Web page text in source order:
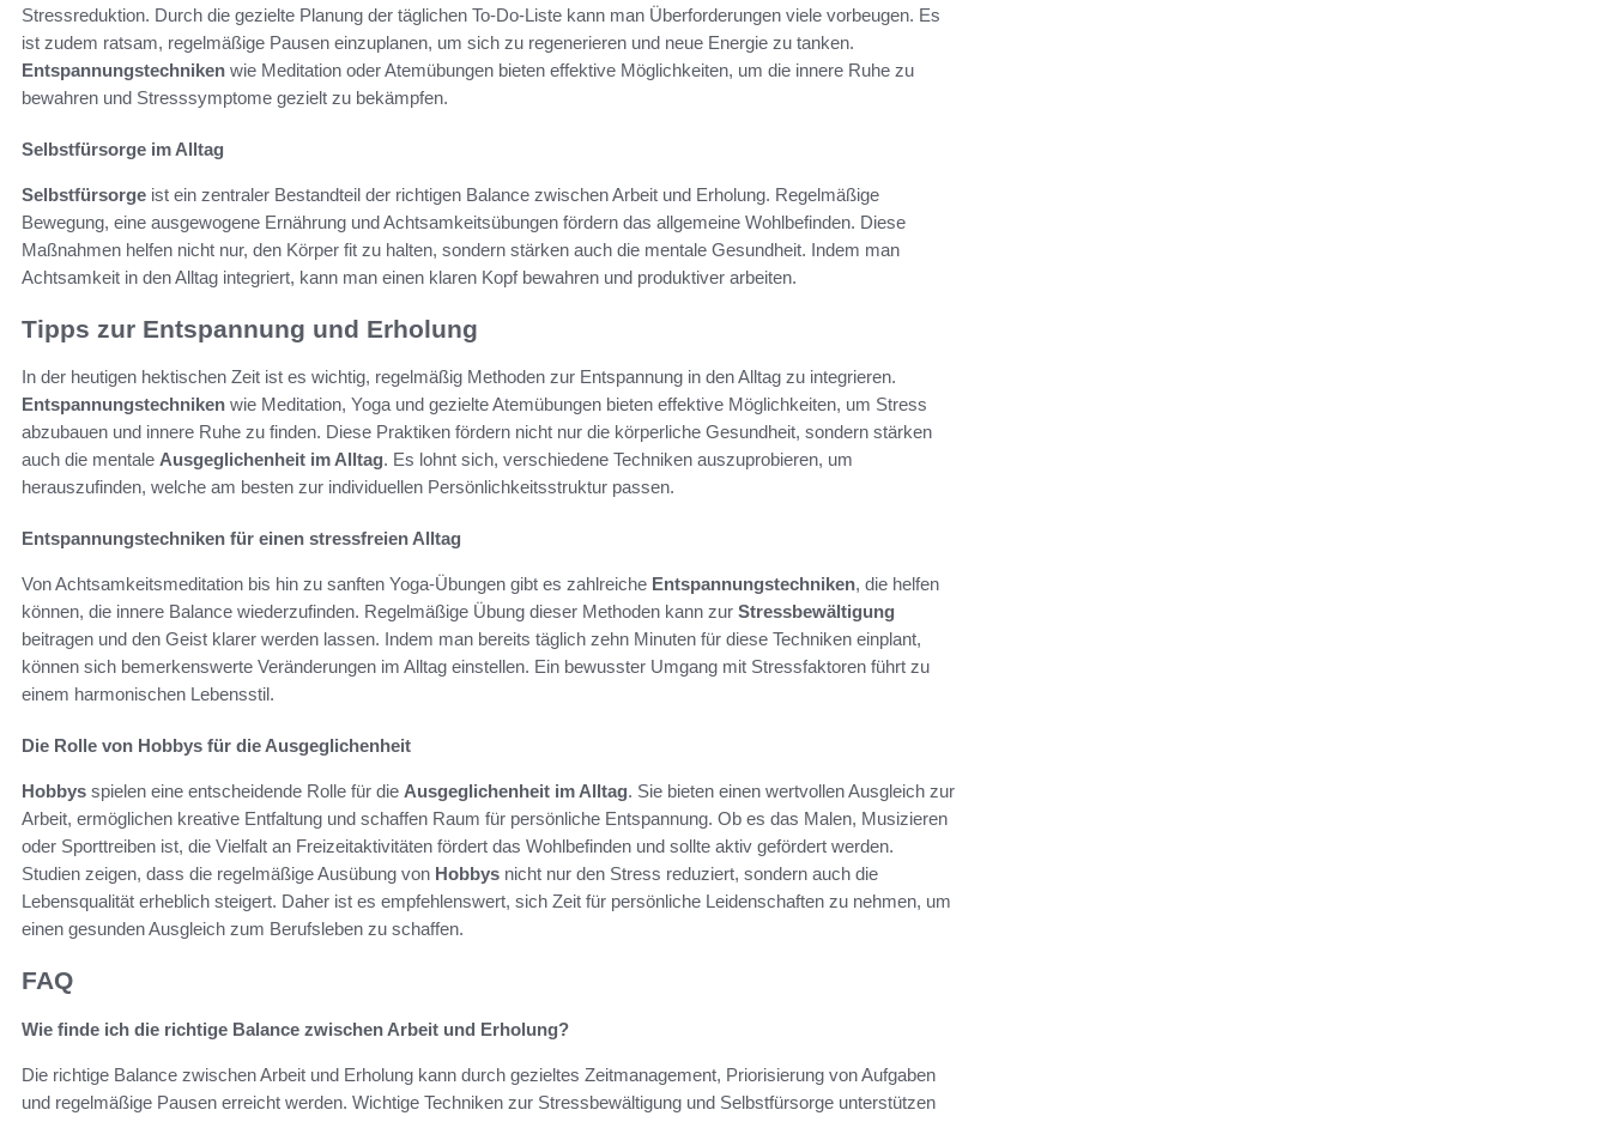
Stressreduktion. Durch die gezielte Planung der täglichen To-Do-Liste kann man Überforderungen viele vorbeugen. Es
ist zudem ratsam, regelmäßige Pausen einzuplanen, um sich zu regenerieren und neue Energie zu tanken.
Entspannungstechniken wie Meditation oder Atemübungen bieten effektive Möglichkeiten, um die innere Ruhe zu
bewahren und Stresssymptome gezielt zu bekämpfen.
Selbstfürsorge im Alltag
Selbstfürsorge ist ein zentraler Bestandteil der richtigen Balance zwischen Arbeit und Erholung. Regelmäßige
Bewegung, eine ausgewogene Ernährung und Achtsamkeitsübungen fördern das allgemeine Wohlbefinden. Diese
Maßnahmen helfen nicht nur, den Körper fit zu halten, sondern stärken auch die mentale Gesundheit. Indem man
Achtsamkeit in den Alltag integriert, kann man einen klaren Kopf bewahren und produktiver arbeiten.
Tipps zur Entspannung und Erholung
In der heutigen hektischen Zeit ist es wichtig, regelmäßig Methoden zur Entspannung in den Alltag zu integrieren.
Entspannungstechniken wie Meditation, Yoga und gezielte Atemübungen bieten effektive Möglichkeiten, um Stress
abzubauen und innere Ruhe zu finden. Diese Praktiken fördern nicht nur die körperliche Gesundheit, sondern stärken
auch die mentale Ausgeglichenheit im Alltag. Es lohnt sich, verschiedene Techniken auszuprobieren, um
herauszufinden, welche am besten zur individuellen Persönlichkeitsstruktur passen.
Entspannungstechniken für einen stressfreien Alltag
Von Achtsamkeitsmeditation bis hin zu sanften Yoga-Übungen gibt es zahlreiche Entspannungstechniken, die helfen
können, die innere Balance wiederzufinden. Regelmäßige Übung dieser Methoden kann zur Stressbewältigung
beitragen und den Geist klarer werden lassen. Indem man bereits täglich zehn Minuten für diese Techniken einplant,
können sich bemerkenswerte Veränderungen im Alltag einstellen. Ein bewusster Umgang mit Stressfaktoren führt zu
einem harmonischen Lebensstil.
Die Rolle von Hobbys für die Ausgeglichenheit
Hobbys spielen eine entscheidende Rolle für die Ausgeglichenheit im Alltag. Sie bieten einen wertvollen Ausgleich zur
Arbeit, ermöglichen kreative Entfaltung und schaffen Raum für persönliche Entspannung. Ob es das Malen, Musizieren
oder Sporttreiben ist, die Vielfalt an Freizeitaktivitäten fördert das Wohlbefinden und sollte aktiv gefördert werden.
Studien zeigen, dass die regelmäßige Ausübung von Hobbys nicht nur den Stress reduziert, sondern auch die
Lebensqualität erheblich steigert. Daher ist es empfehlenswert, sich Zeit für persönliche Leidenschaften zu nehmen, um
einen gesunden Ausgleich zum Berufsleben zu schaffen.
FAQ
Wie finde ich die richtige Balance zwischen Arbeit und Erholung?
Die richtige Balance zwischen Arbeit und Erholung kann durch gezieltes Zeitmanagement, Priorisierung von Aufgaben
und regelmäßige Pausen erreicht werden. Wichtige Techniken zur Stressbewältigung und Selbstfürsorge unterstützen